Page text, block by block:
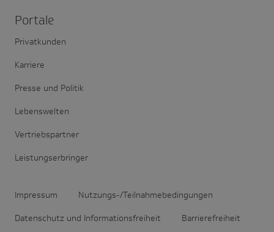
Portale
Privatkunden
Karriere
Presse und Politik
Lebenswelten
Vertriebspartner
Leistungserbringer
Impressum Nutzungs-/Teilnahmebedingungen
Datenschutz und Informationsfreiheit Barrierefreiheit